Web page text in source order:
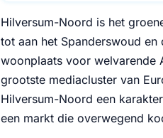
Hilversum-Noord is het
tot aan het Spanderswoud
woonplaats voor welvarende
grootste mediacluster van
Hilversum-Noord een
een markt die overwegend